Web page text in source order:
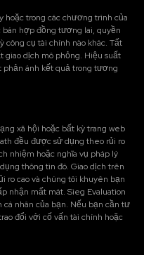
hoặc trong các chương trình của
hợp đồng tương lai, quyền
công cụ tài chính nào khác. Tất
dịch mô phỏng. Hiệu suất
ánh kết quả trong tương
xã hội hoặc bất kỳ trang web
đều được sử dụng theo rủi ro
nhiệm hoặc nghĩa vụ pháp lý
thông tin đó. Giao dịch trên
ro cao và chúng tôi khuyên bạn
nhận mất mát. Sieg Evaluation
nhân của bạn. Nếu bạn cần tư
đổi với cố vấn tài chính hoặc